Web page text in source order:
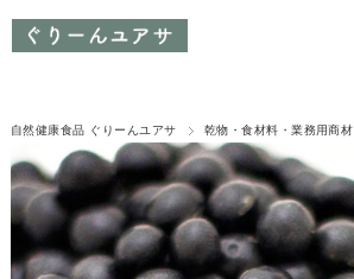
自然健康食品 ぐりーんユアサ 乾物・食材料・業務用商材